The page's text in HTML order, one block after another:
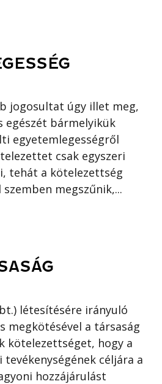
jogosultat úgy illet meg,
egészét bármelyikük
egyetemlegességről
csak egyszeri
tehát a kötelezettség
megszűnik,...
létesítésére irányuló
megkötésével a társaság
kötelezettséget, hogy a
tevékenységének céljára a
hozzájárulást